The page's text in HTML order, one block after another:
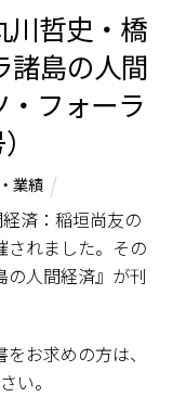
川哲史・橋
諸島の人間
フォーラ
業績
済：稲垣尚友の
されました。その
人間経済』が刊
お求めの方は、
い。